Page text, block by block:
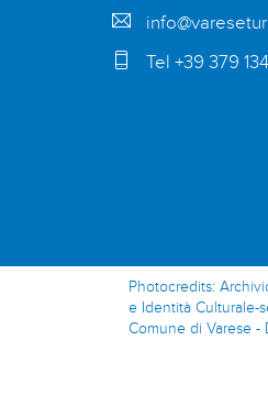
Tel +39 379
Photocredits:
e Identità Culturale-
Comune di Varese -